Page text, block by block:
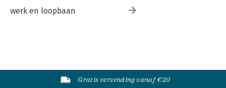
werk en loopbaan
Gratis verzending vanaf €20